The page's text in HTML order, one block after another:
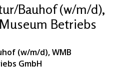
Bauhof (w/m/d),
Betriebs
(w/m/d), WMB
GmbH